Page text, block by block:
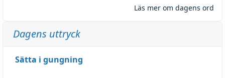
Läs mer om dagens ord
Dagens uttryck
Sätta i gungning